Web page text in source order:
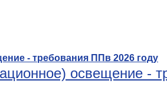
освещение -